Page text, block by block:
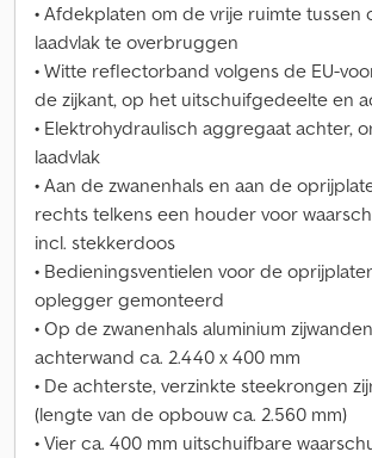
• Afdekplaten om de vrije ruimte tussen
laadvlak te overbruggen
• Witte reflectorband volgens de EU-
de zijkant, op het uitschuifgedeelte en
• Elektrohydraulisch aggregaat achter,
laadvlak
• Aan de zwanenhals en aan de
rechts telkens een houder voor
incl. stekkerdoos
• Bedieningsventielen voor de
oplegger gemonteerd
• Op de zwanenhals aluminium
achterwand ca. 2.440 x 400 mm
• De achterste, verzinkte steekrongen
(lengte van de opbouw ca. 2.560 mm)
• Vier ca. 400 mm uitschuifbare